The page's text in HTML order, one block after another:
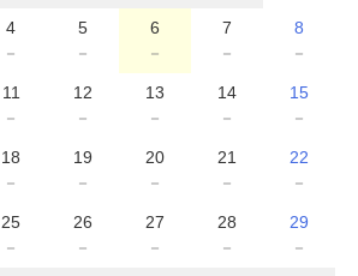
4
－
5
－
6
－
7
－
8
－
11
－
12
－
13
－
14
－
15
－
18
－
19
－
20
－
21
－
22
－
25
－
26
－
27
－
28
－
29
－